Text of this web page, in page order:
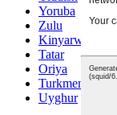
Yoruba
Zulu
Kinyarwanda
Tatar
Oriya
Turkmen
Uyghur